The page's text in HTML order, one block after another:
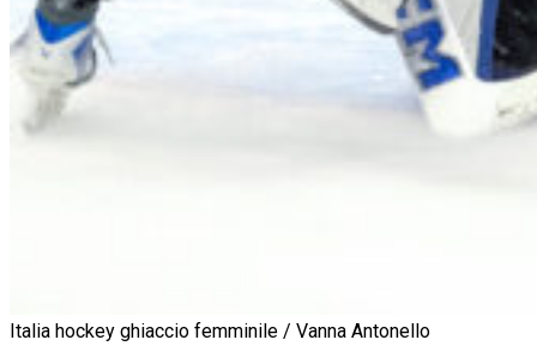
Italia hockey ghiaccio femminile / Vanna Antonello